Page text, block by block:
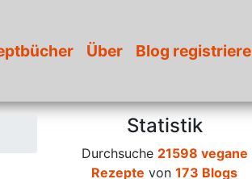
Über Blog
Statistik
Durchsuche 21598 vegane
Rezepte von 173 Blogs